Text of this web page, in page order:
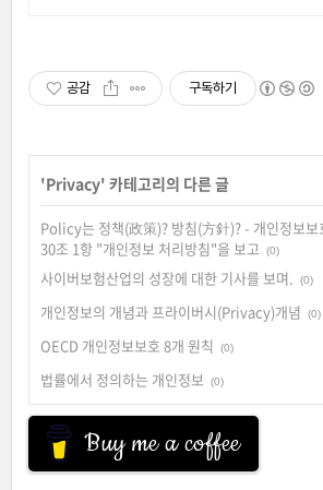
공감 구독하기
'Privacy' 카테고리의 다른 글
Policy는 정책(政策)? 방침(方針)? - 개인정보보
30조 1항 "개인정보 처리방침"을 보고
(0)
사이버보험산업의 성장에 대한 기사를 보며.
(0)
개인정보의 개념과 프라이버시(Privacy)개념
(0)
OECD 개인정보보호 8개 원칙
(0)
법률에서 정의하는 개인정보
(0)
Buy me a coffee